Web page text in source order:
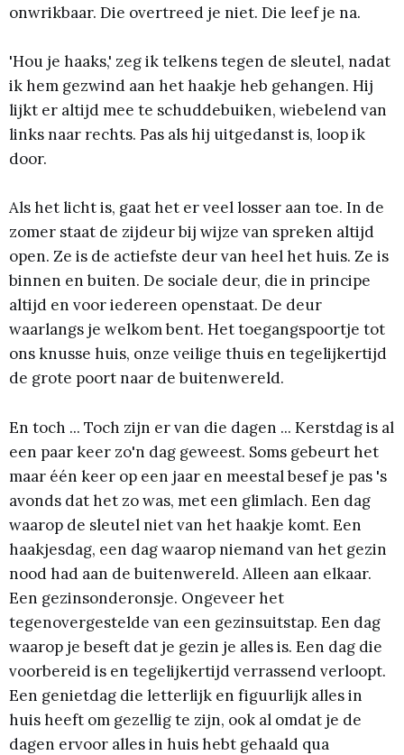
onwrikbaar. Die overtreed je niet. Die leef je na.
'Hou je haaks,' zeg ik telkens tegen de sleutel, nadat
ik hem gezwind aan het haakje heb gehangen. Hij
lijkt er altijd mee te schuddebuiken, wiebelend van
links naar rechts. Pas als hij uitgedanst is, loop ik
door.
Als het licht is, gaat het er veel losser aan toe. In de
zomer staat de zijdeur bij wijze van spreken altijd
open. Ze is de actiefste deur van heel het huis. Ze is
binnen en buiten. De sociale deur, die in principe
altijd en voor iedereen openstaat. De deur
waarlangs je welkom bent. Het toegangspoortje tot
ons knusse huis, onze veilige thuis en tegelijkertijd
de grote poort naar de buitenwereld.
En toch ... Toch zijn er van die dagen ... Kerstdag is al
een paar keer zo'n dag geweest. Soms gebeurt het
maar één keer op een jaar en meestal besef je pas 's
avonds dat het zo was, met een glimlach. Een dag
waarop de sleutel niet van het haakje komt. Een
haakjesdag, een dag waarop niemand van het gezin
nood had aan de buitenwereld. Alleen aan elkaar.
Een gezinsonderonsje. Ongeveer het
tegenovergestelde van een gezinsuitstap. Een dag
waarop je beseft dat je gezin je alles is. Een dag die
voorbereid is en tegelijkertijd verrassend verloopt.
Een genietdag die letterlijk en figuurlijk alles in
huis heeft om gezellig te zijn, ook al omdat je de
dagen ervoor alles in huis hebt gehaald qua